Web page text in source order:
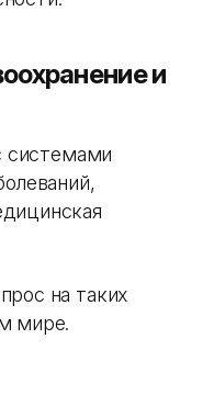
и
системами
на таких
мире.